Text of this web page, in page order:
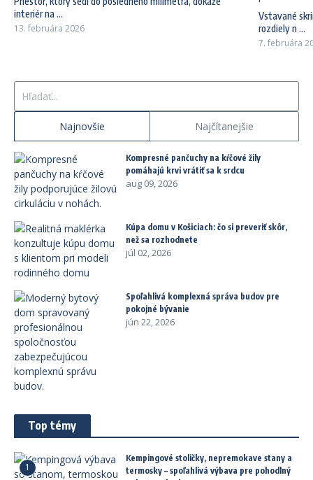
interiér na ...
13. februára 2026
Vstavané
rozdiely n ...
7. februára
Najnovšie Najčítanejšie
Kompresné pančuchy na kŕčové žily
pomáhajú krvi vrátiť sa k srdcu
aug 09, 2026
Kúpa domu v Košiciach: čo si preveriť skôr,
než sa rozhodnete
júl 02, 2026
Spoľahlivá komplexná správa budov pre
pokojné bývanie
jún 22, 2026
Top témy
1
Kempingové stoličky, nepremokave stany a
termosky – spoľahlivá výbava pre pohodlný